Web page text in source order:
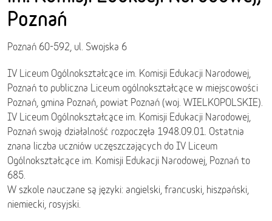
Poznań
Poznań 60-592, ul. Swojska 6
IV Liceum Ogólnokształcące im. Komisji Edukacji Narodowej,
Poznań to publiczna Liceum ogólnokształcące w miejscowości
Poznań, gmina Poznań, powiat Poznań (woj. WIELKOPOLSKIE).
IV Liceum Ogólnokształcące im. Komisji Edukacji Narodowej,
Poznań swoją działalność rozpoczęła 1948.09.01. Ostatnia
znana liczba uczniów uczęszczających do IV Liceum
Ogólnokształcące im. Komisji Edukacji Narodowej, Poznań to
685.
W szkole nauczane są języki: angielski, francuski, hiszpański,
niemiecki, rosyjski.